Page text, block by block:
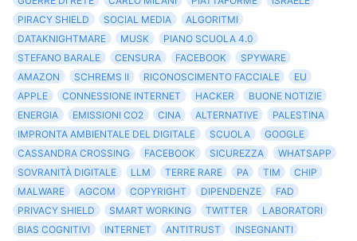
PIRACY SHIELD
SOCIAL MEDIA
ALGORITMI
DATAKNIGHTMARE
MUSK
PIANO SCUOLA 4.0
STEFANO BARALE
CENSURA FACEBOOK
SPYWARE
AMAZON
SCHREMS II RICONOSCIMENTO FACCIALE
EU
APPLE
CONNESSIONE INTERNET HACKER
BUONE NOTIZIE
ENERGIA
EMISSIONI CO2 CINA ALTERNATIVE
PALESTINA
IMPRONTA AMBIENTALE DEL DIGITALE
SCUOLA
GOOGLE
CASSANDRA CROSSING
FACEBOOK SICUREZZA
WHATSAPP
SOVRANITÀ DIGITALE
LLM TERRE RARE PA TIM
CHIP
MALWARE
AGCOM COPYRIGHT DIPENDENZE
FAD
PRIVACY SHIELD
SMART WORKING TWITTER
LABORATORI
BIAS COGNITIVI
INTERNET ANTITRUST
INSEGNANTI